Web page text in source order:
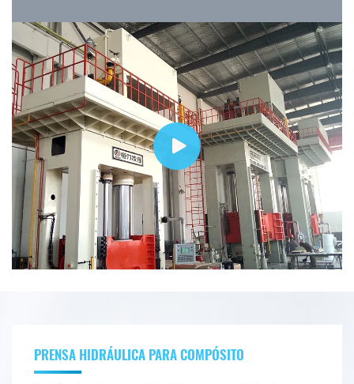
PRENSA HIDRÁULICA PARA COMPÓSITO